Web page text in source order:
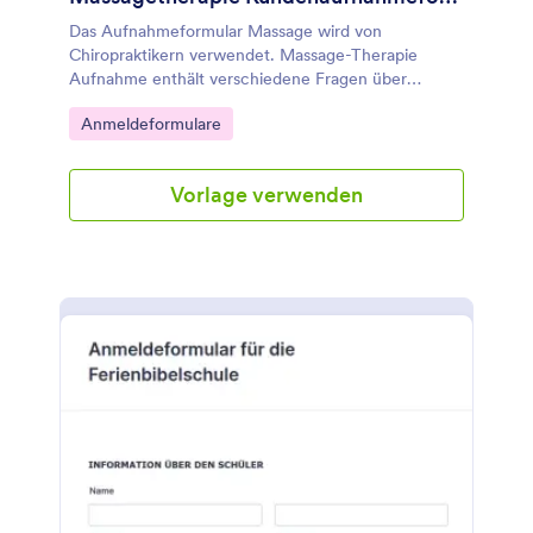
Das Aufnahmeformular Massage wird von
Chiropraktikern verwendet. Massage-Therapie
Aufnahme enthält verschiedene Fragen über
persönliche Informationen, Kontaktinformationen,
Geschichte der Pathologie und die Symptome des
Go to Category:
Anmeldeformulare
Vorlage verwenden